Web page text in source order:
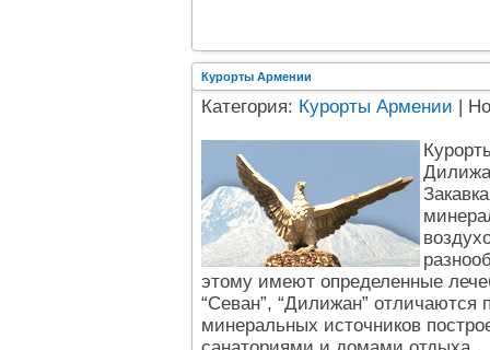
Курорты Армении
Категория: Курорты Армении |
этому имеют определенные
“Севан”, “Дилижан”
минеральных источников